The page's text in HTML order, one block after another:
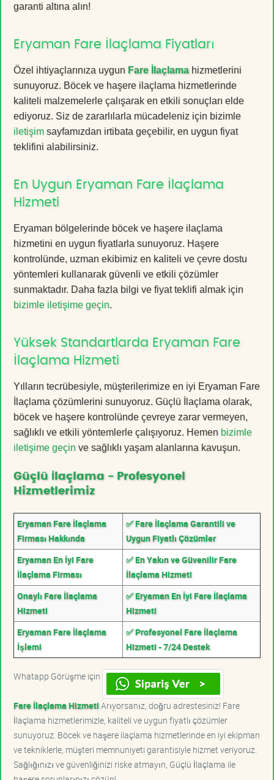
garanti altına alın!
Eryaman Fare İlaçlama Fiyatları
Özel ihtiyaçlarınıza uygun Fare İlaçlamahizmetlerini
sunuyoruz. Böcek ve haşere ilaçlama hizmetlerinde
kaliteli malzemelerle çalışarak en etkili sonuçları elde
ediyoruz. Siz de zararlılarla mücadeleniz için bizimle
iletişim sayfamızdan irtibata geçebilir, en uygun fiyat
teklifini alabilirsiniz.
En Uygun Eryaman Fare İlaçlama
Hizmeti
Eryaman bölgelerinde böcek ve haşere ilaçlama
hizmetini en uygun fiyatlarla sunuyoruz. Haşere
kontrolünde, uzman ekibimiz en kaliteli ve çevre dostu
yöntemleri kullanarak güvenli ve etkili çözümler
sunmaktadır. Daha fazla bilgi ve fiyat teklifi almak için
bizimle iletişime geçin.
Yüksek Standartlarda Eryaman Fare
İlaçlama Hizmeti
Yılların tecrübesiyle, müşterilerimize en iyi Eryaman Fare
İlaçlama çözümlerini sunuyoruz. Güçlü İlaçlama olarak,
böcek ve haşere kontrolünde çevreye zarar vermeyen,
sağlıklı ve etkili yöntemlerle çalışıyoruz. Hemen bizimle
iletişime geçin ve sağlıklı yaşam alanlarına kavuşun.
Güçlü İlaçlama - Profesyonel
Hizmetlerimiz
Eryaman Fare İlaçlama
Firması Hakkında
✅ Fare İlaçlama Garantili ve
Uygun Fiyatlı Çözümler
Eryaman En İyi Fare
İlaçlama Firması
✅ En Yakın ve Güvenilir Fare
İlaçlama Hizmeti
Onaylı Fare İlaçlama
Hizmeti
✅ Eryaman En İyi Fare İlaçlama
Hizmeti
Eryaman Fare İlaçlama
İşlemi
✅ Profesyonel Fare İlaçlama
Hizmeti - 7/24 Destek
Whatapp Görüşme için
Fare İlaçlama HizmetiArıyorsanız, doğru adrestesiniz! Fare
İlaçlama hizmetlerimizle, kaliteli ve uygun fiyatlı çözümler
sunuyoruz. Böcek ve haşere ilaçlama hizmetlerinde en iyi ekipman
ve tekniklerle, müşteri memnuniyeti garantisiyle hizmet veriyoruz.
Sağlığınızı ve güvenliğinizi riske atmayın, Güçlü İlaçlama ile